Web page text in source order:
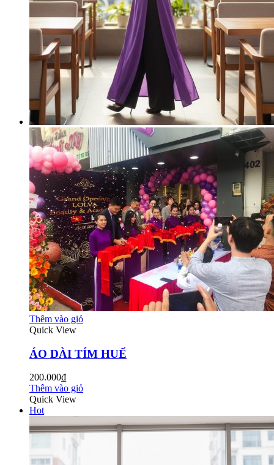
Thêm vào giỏ
Quick View
ÁO DÀI TÍM HUẾ
200.000₫
Thêm vào giỏ
Quick View
Hot